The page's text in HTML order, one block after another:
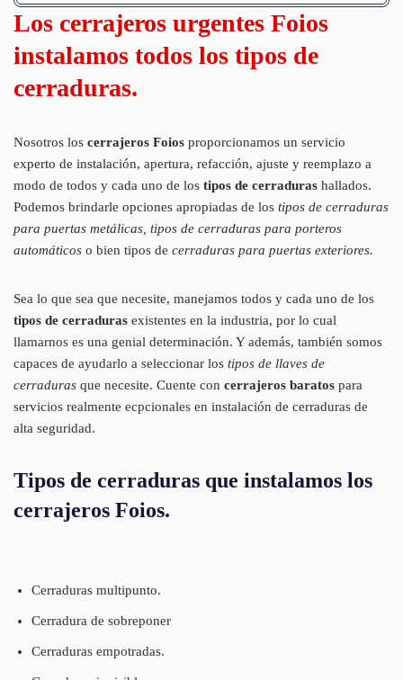
Los cerrajeros urgentes Foios
instalamos todos los tipos de
cerraduras.
Nosotros los cerrajeros Foios proporcionamos un servicio
experto de instalación, apertura, refacción, ajuste y reemplazo a
modo de todos y cada uno de los tipos de cerraduras hallados.
Podemos brindarle opciones apropiadas de los tipos de cerraduras
para puertas metálicas, tipos de cerraduras para porteros
automáticos o bien tipos de cerraduras para puertas exteriores.
Sea lo que sea que necesite, manejamos todos y cada uno de los
tipos de cerraduras existentes en la industria, por lo cual
llamarnos es una genial determinación. Y además, también somos
capaces de ayudarlo a seleccionar los tipos de llaves de
cerraduras que necesite. Cuente con cerrajeros baratos para
servicios realmente ecpcionales en instalación de cerraduras de
alta seguridad.
Tipos de cerraduras que instalamos los
cerrajeros Foios.
Cerraduras multipunto.
Cerradura de sobreponer
Cerraduras empotradas.